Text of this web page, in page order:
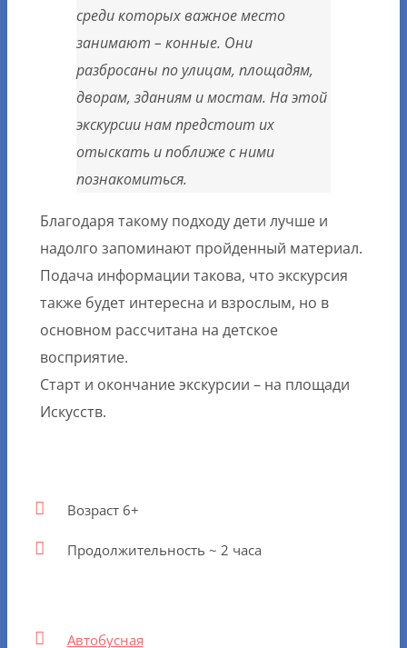
среди которых важное место
занимают – конные. Они
разбросаны по улицам, площадям,
дворам, зданиям и мостам. На этой
экскурсии нам предстоит их
отыскать и поближе с ними
познакомиться.
Благодаря такому подходу дети лучше и
надолго запоминают пройденный материал.
Подача информации такова, что экскурсия
также будет интересна и взрослым, но в
основном рассчитана на детское
восприятие.
Старт и окончание экскурсии – на площади
Искусств.
Возраст 6+
Продолжительность ~ 2 часа
Автобусная